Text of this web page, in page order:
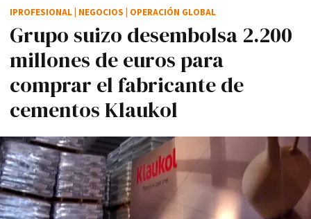
Grupo suizo desembolsa 2.200
millones de euros para
comprar el fabricante de
cementos Klaukol
IPROFESIONAL NEGOCIOS OPERACIÓN GLOBAL